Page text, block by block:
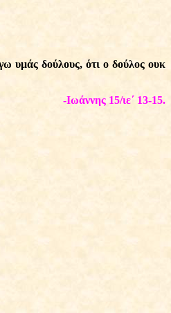
υμάς δούλους, ότι ο δούλος ουκ
-Ιωάννης 15/ιε΄ 13-15.